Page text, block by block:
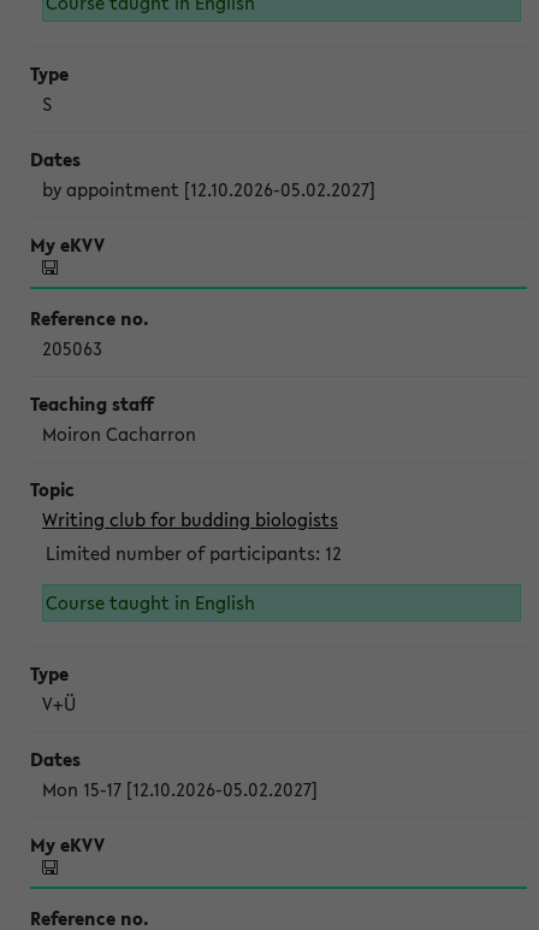
S
by appointment [12.10.2026-05.02.2027]
205063
Moiron Cacharron
Writing club for budding biologists
Limited number of participants: 12
Course taught in English
V+Ü
Mon 15-17 [12.10.2026-05.02.2027]